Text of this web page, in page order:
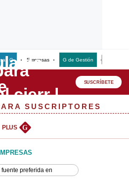
G Empresas G de Gestión
SUSCRÍBETE
SUSCRIPTORES
PLUS G
fuente preferida en